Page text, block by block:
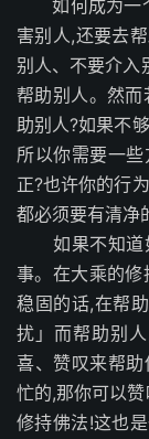
如何成为一个
害别人,还要去
别人、不要介入
帮助别人。然
助别人?如果不
所以你需要一
正?也许你的行
都必须要有清净
如果不知道
事。在大乘的
稳固的话,在帮
扰」而帮助别
喜、赞叹来帮
忙的,那你可以
修持佛法!这也